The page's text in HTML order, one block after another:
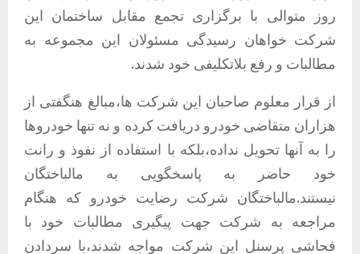
روز متوالی با برگزاری تجمع مقابل ساختمان این
شرکت خواهان رسیدگی مسئولان این مجموعه به
مطالبات و رفع بلاتکلیفی خود شدند.
از قرار معلوم صاحبان این شرکت ها،مبالغ هنگفتی از
هزاران متقاضی خودرو دریافت کرده و نه تنها خودروها
را به آنها تحویل نداده،بلکه با استفاده از نفوذ و رانت
خود حاضر به پاسخگویی به مالباختگان
نیستند.مالباختگان شرکت رضایت خودرو که هنگام
مراجعه به شرکت جهت پیگیری مطالبات خود با
فحاشی پرسنل این شرکت مواجه شدند،با سردادن